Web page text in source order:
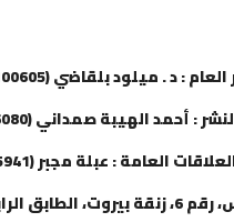
: د . ميلود بلقاضي (0661100605)
: أحمد الهيبة صمداني (0659506080)
العامة : عبلة مجبر (0707315941)